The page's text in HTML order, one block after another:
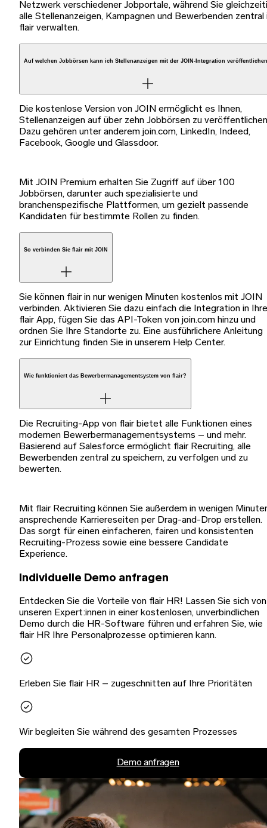
Netzwerk verschiedener Jobportale, während Sie
alle Stellenanzeigen, Kampagnen und Bewerbenden zentral
flair verwalten.
Auf welchen Jobbörsen kann ich Stellenanzeigen mit der JOIN-Integration
Die kostenlose Version von JOIN ermöglicht es Ihnen,
Stellenanzeigen auf über zehn Jobbörsen zu
Dazu gehören unter anderem join.com, LinkedIn, Indeed,
Facebook, Google und Glassdoor.
Mit JOIN Premium erhalten Sie Zugriff auf über 100
Jobbörsen, darunter auch spezialisierte und
branchenspezifische Plattformen, um gezielt passende
Kandidaten für bestimmte Rollen zu finden.
So verbinden Sie flair mit JOIN
Sie können flair in nur wenigen Minuten kostenlos mit JOIN
verbinden. Aktivieren Sie dazu einfach die Integration in
flair App, fügen Sie das API-Token von join.com hinzu und
ordnen Sie Ihre Standorte zu. Eine ausführlichere Anleitung
zur Einrichtung finden Sie in unserem Help Center.
Wie funktioniert das Bewerbermanagementsystem von flair?
Die Recruiting-App von flair bietet alle Funktionen eines
modernen Bewerbermanagementsystems – und mehr.
Basierend auf Salesforce ermöglicht flair Recruiting, alle
Bewerbenden zentral zu speichern, zu verfolgen und zu
bewerten.
Mit flair Recruiting können Sie außerdem in wenigen
ansprechende Karriereseiten per Drag-and-Drop erstellen.
Das sorgt für einen einfacheren, fairen und konsistenten
Recruiting-Prozess sowie eine bessere Candidate
Experience.
Individuelle Demo anfragen
Entdecken Sie die Vorteile von flair HR! Lassen Sie sich von
unseren Expert:innen in einer kostenlosen, unverbindlichen
Demo durch die HR-Software führen und erfahren Sie, wie
flair HR Ihre Personalprozesse optimieren kann.
Erleben Sie flair HR – zugeschnitten auf Ihre Prioritäten
Wir begleiten Sie während des gesamten Prozesses
Demo anfragen